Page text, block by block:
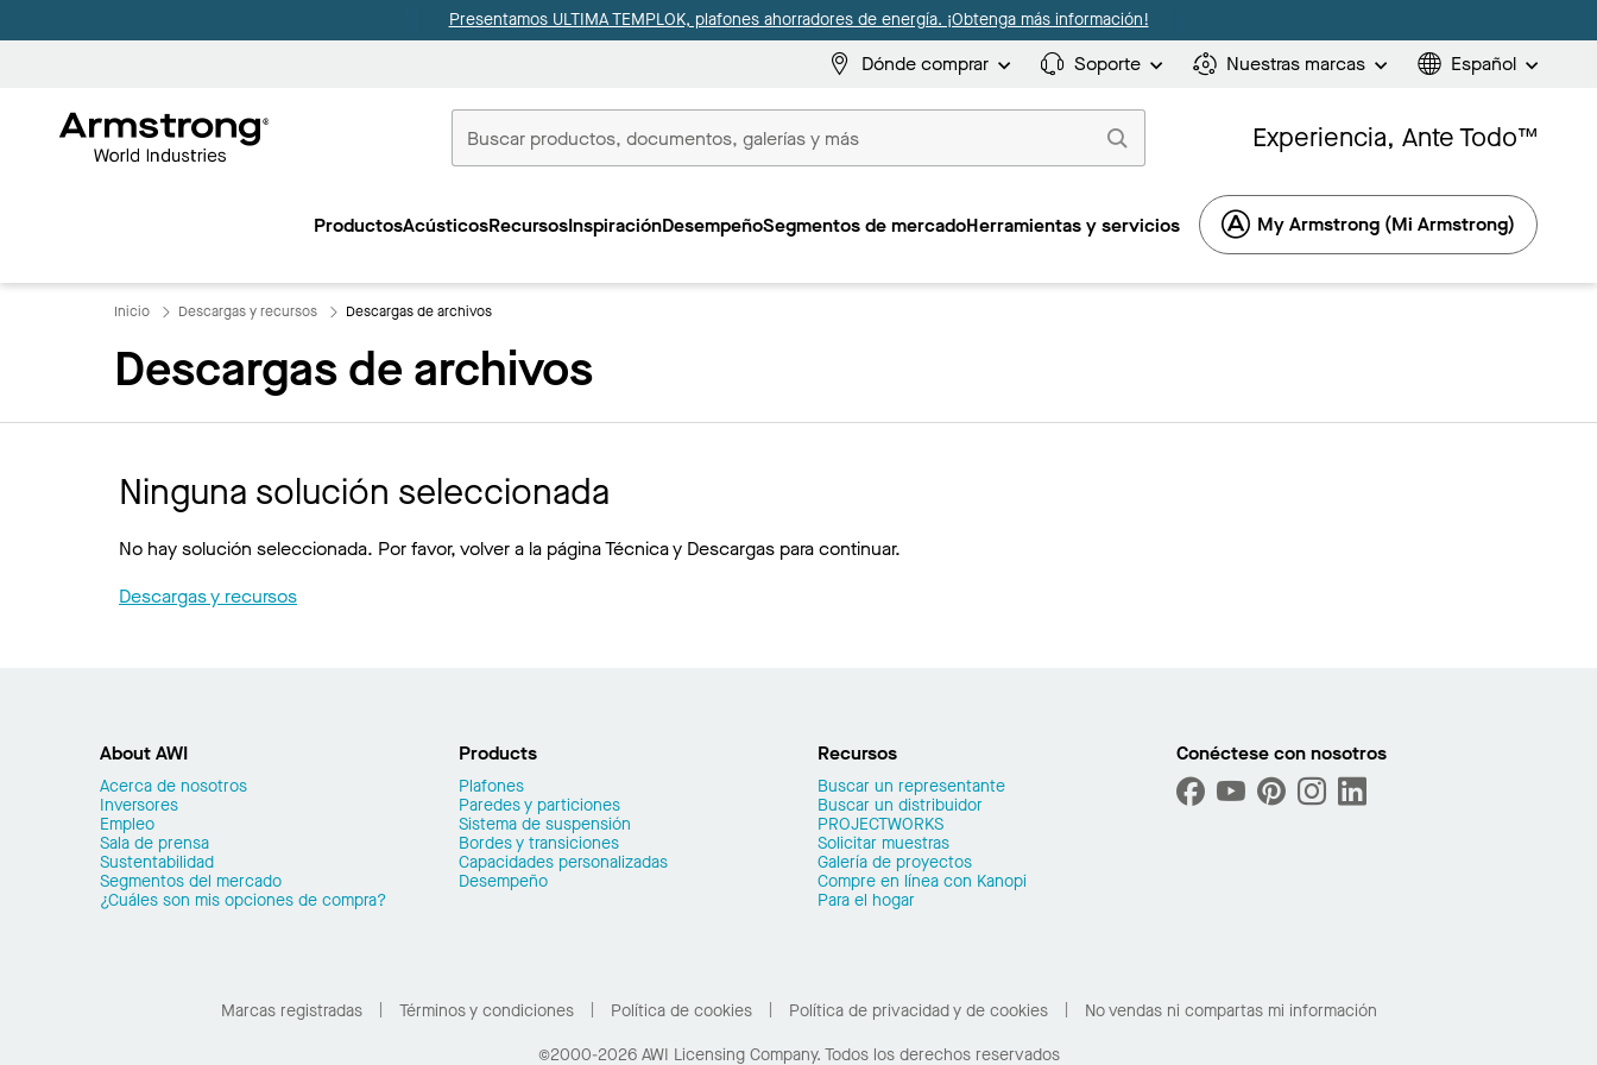
Presentamos ULTIMA TEMPLOK, plafones ahorradores de energía. ¡Obtenga más información!
Dónde comprar Soporte Nuestras marcas Español
Inicio
Experiencia, Ante Todo™
ProductosAcústicosRecursosInspiraciónDesempeñoSegmentos de mercadoHerramientas y servicios My Armstrong (Mi Armstrong)
Inicio Descargas y recursos Descargas de archivos
Descargas de archivos
Ninguna solución seleccionada
No hay solución seleccionada. Por favor, volver a la página Técnica y Descargas para continuar.
Descargas y recursos
About AWI
Acerca de nosotros
Inversores
Empleo
Sala de prensa
Sustentabilidad
Segmentos del mercado
¿Cuáles son mis opciones de compra?
Products
Plafones
Paredes y particiones
Sistema de suspensión
Bordes y transiciones
Capacidades personalizadas
Desempeño
Recursos
Buscar un representante
Buscar un distribuidor
PROJECTWORKS
Solicitar muestras
Galería de proyectos
Compre en línea con Kanopi
Para el hogar
Conéctese con nosotros
Marcas registradas Términos y condiciones Política de cookies Política de privacidad y de cookies
No vendas ni compartas mi información
©2000-2026 AWI Licensing Company. Todos los derechos reservados